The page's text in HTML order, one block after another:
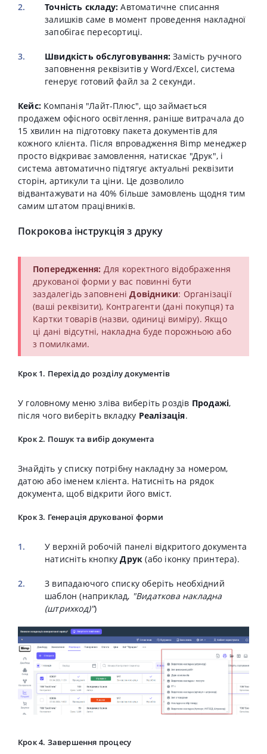
Точність складу: Автоматичне списання
залишків саме в момент проведення накладної
запобігає пересортиці.
Швидкість обслуговування: Замість ручного
заповнення реквізитів у Word/Excel, система
генерує готовий файл за 2 секунди.
Кейс: Компанія "Лайт-Плюс", що займається
продажем офісного освітлення, раніше витрачала до
15 хвилин на підготовку пакета документів для
кожного клієнта. Після впровадження Bimp менеджер
просто відкриває замовлення, натискає "Друк", і
система автоматично підтягує актуальні реквізити
сторін, артикули та ціни. Це дозволило
відвантажувати на 40% більше замовлень щодня тим
самим штатом працівників.
Покрокова інструкція з друку
Попередження: Для коректного відображення
друкованої форми у вас повинні бути
заздалегідь заповненіДовідники: Організації
(ваші реквізити), Контрагенти (дані покупця) та
Картки товарів (назви, одиниці виміру). Якщо
ці дані відсутні, накладна буде порожньою або
з помилками.
Крок 1. Перехід до розділу документів
У головному меню зліва виберіть роздів Продажі,
після чого виберіть вкладку Реалізація.
Крок 2. Пошук та вибір документа
Знайдіть у списку потрібну накладну за номером,
датою або іменем клієнта. Натисніть на рядок
документа, щоб відкрити його вміст.
Крок 3. Генерація друкованої форми
У верхній робочій панелі відкритого документа
натисніть кнопкуДрук (або іконку принтера).
З випадаючого списку оберіть необхідний
шаблон (наприклад, "Видаткова накладна
(штрихкод)")
Крок 4. Завершення процесу